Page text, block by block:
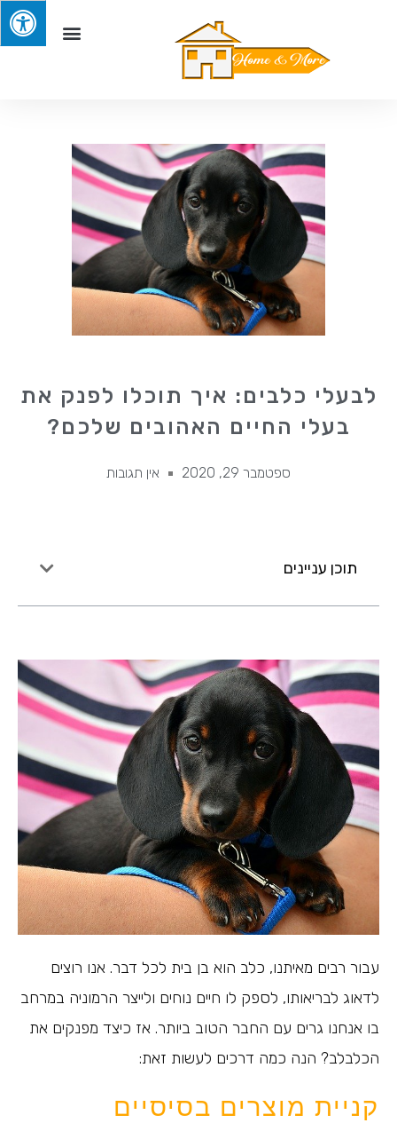
לבעלי כלבים: איך תוכלו לפנק את
בעלי החיים האהובים שלכם?
ספטמבר 29, 2020 אין תגובות
תוכן עניינים
עבור רבים מאיתנו, כלב הוא בן בית לכל דבר. אנו רוצים
לדאוג לבריאותו, לספק לו חיים נוחים ולייצר הרמוניה במרחב
בו אנחנו גרים עם החבר הטוב ביותר. אז כיצד מפנקים את
הכלבלב? הנה כמה דרכים לעשות זאת:
קניית מוצרים בסיסיים